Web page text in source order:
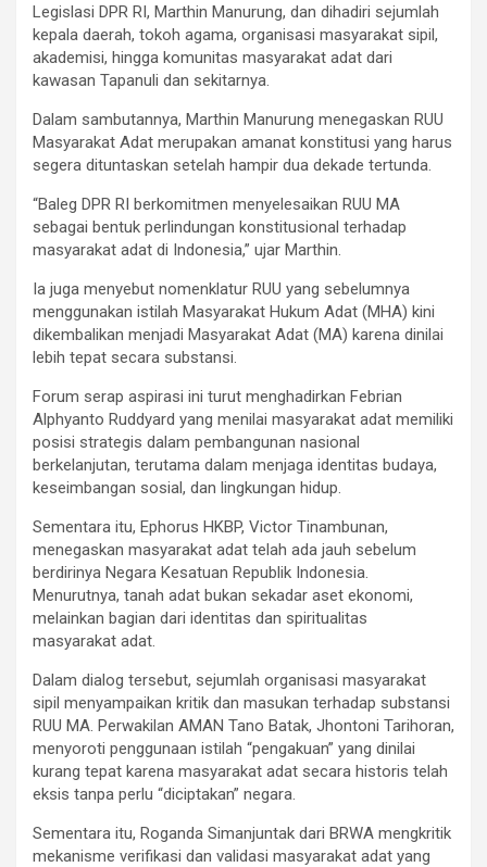
Legislasi DPR RI, Marthin Manurung, dan dihadiri sejumlah
kepala daerah, tokoh agama, organisasi masyarakat sipil,
akademisi, hingga komunitas masyarakat adat dari
kawasan Tapanuli dan sekitarnya.
Dalam sambutannya, Marthin Manurung menegaskan RUU
Masyarakat Adat merupakan amanat konstitusi yang harus
segera dituntaskan setelah hampir dua dekade tertunda.
“Baleg DPR RI berkomitmen menyelesaikan RUU MA
sebagai bentuk perlindungan konstitusional terhadap
masyarakat adat di Indonesia,” ujar Marthin.
Ia juga menyebut nomenklatur RUU yang sebelumnya
menggunakan istilah Masyarakat Hukum Adat (MHA) kini
dikembalikan menjadi Masyarakat Adat (MA) karena dinilai
lebih tepat secara substansi.
Forum serap aspirasi ini turut menghadirkan Febrian
Alphyanto Ruddyard yang menilai masyarakat adat memiliki
posisi strategis dalam pembangunan nasional
berkelanjutan, terutama dalam menjaga identitas budaya,
keseimbangan sosial, dan lingkungan hidup.
Sementara itu, Ephorus HKBP, Victor Tinambunan,
menegaskan masyarakat adat telah ada jauh sebelum
berdirinya Negara Kesatuan Republik Indonesia.
Menurutnya, tanah adat bukan sekadar aset ekonomi,
melainkan bagian dari identitas dan spiritualitas
masyarakat adat.
Dalam dialog tersebut, sejumlah organisasi masyarakat
sipil menyampaikan kritik dan masukan terhadap substansi
RUU MA. Perwakilan AMAN Tano Batak, Jhontoni Tarihoran,
menyoroti penggunaan istilah “pengakuan” yang dinilai
kurang tepat karena masyarakat adat secara historis telah
eksis tanpa perlu “diciptakan” negara.
Sementara itu, Roganda Simanjuntak dari BRWA mengkritik
mekanisme verifikasi dan validasi masyarakat adat yang